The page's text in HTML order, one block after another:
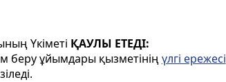
Үкіметі ҚАУЛЫ ЕТЕДI:
беру ұйымдары қызметiнiңүлгi ережесi